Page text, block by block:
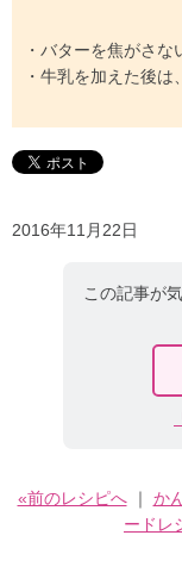
・バターを焦がさな
・牛乳を加えた後
2016年11月22日
この記事が
«前のレシピへ｜ か
ードレ